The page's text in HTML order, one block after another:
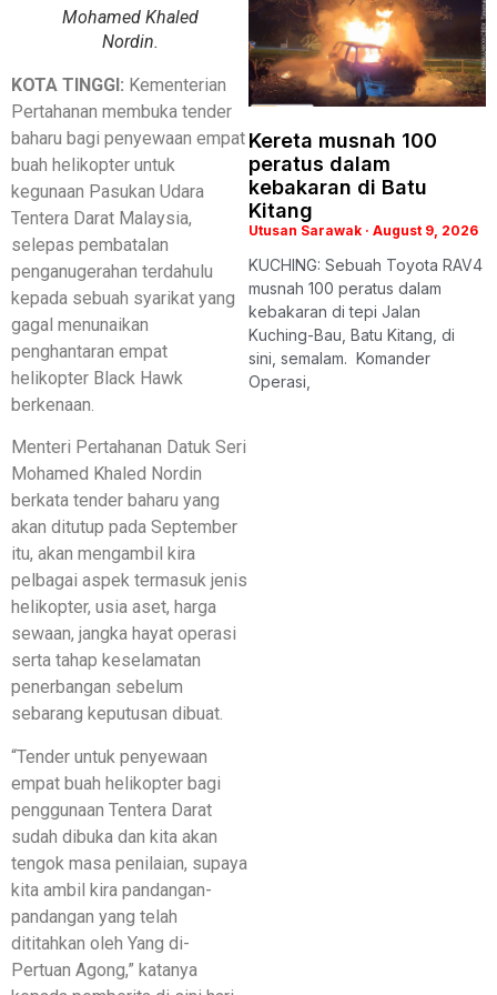
Mohamed Khaled
Nordin.
KOTA TINGGI: Kementerian
Pertahanan membuka tender
baharu bagi penyewaan empat
buah helikopter untuk
kegunaan Pasukan Udara
Tentera Darat Malaysia,
selepas pembatalan
penganugerahan terdahulu
kepada sebuah syarikat yang
gagal menunaikan
penghantaran empat
helikopter Black Hawk
berkenaan.
Menteri Pertahanan Datuk Seri
Mohamed Khaled Nordin
berkata tender baharu yang
akan ditutup pada September
itu, akan mengambil kira
pelbagai aspek termasuk jenis
helikopter, usia aset, harga
sewaan, jangka hayat operasi
serta tahap keselamatan
penerbangan sebelum
sebarang keputusan dibuat.
“Tender untuk penyewaan
empat buah helikopter bagi
penggunaan Tentera Darat
sudah dibuka dan kita akan
tengok masa penilaian, supaya
kita ambil kira pandangan-
pandangan yang telah
dititahkan oleh Yang di-
Pertuan Agong,” katanya
Kereta musnah 100
peratus dalam
kebakaran di Batu
Kitang
Utusan Sarawak August 9, 2026
KUCHING: Sebuah Toyota RAV4
musnah 100 peratus dalam
kebakaran di tepi Jalan
Kuching-Bau, Batu Kitang, di
sini, semalam. Komander
Operasi,